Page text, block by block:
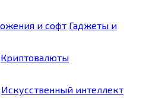
и софт Гаджеты и
Криптовалюты
Искусственный интеллект